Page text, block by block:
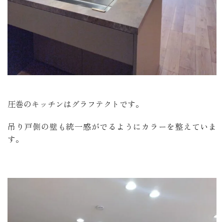
圧巻のキッチンはグラフテクトです。
吊り戸側の壁も統一感がでるようにカラーを整えていま
す。